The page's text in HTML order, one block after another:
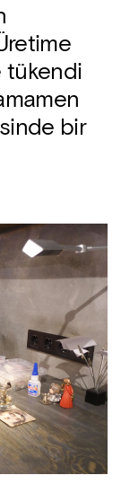
tükendi
bir